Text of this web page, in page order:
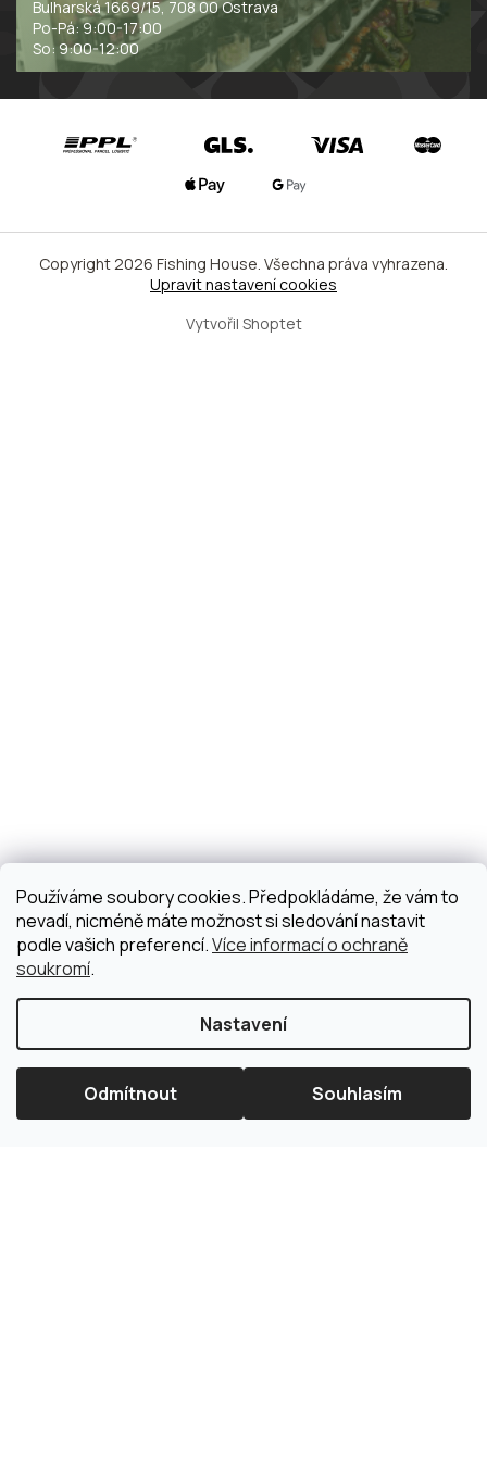
Používáme soubory cookies. Předpokládáme, že vám to
nevadí, nicméně máte možnost si sledování nastavit
podle vašich preferencí.Více informací o ochraně
soukromí.
Nastavení
Odmítnout Souhlasím
Bulharská 1669/15, 708 00 Ostrava
Po-Pá: 9:00-17:00
So: 9:00-12:00
Vytvořil Shoptet
Copyright 2026 Fishing House. Všechna práva vyhrazena.
Upravit nastavení cookies